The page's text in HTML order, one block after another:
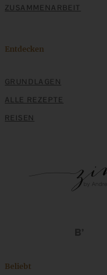
Cheesecake
Spargelschalen ganz
ZUM BEITRAG
ZUSAMMENARBEIT
Entdecken
GRUNDLAGEN
ALLE REZEPTE
REISEN
Beliebt